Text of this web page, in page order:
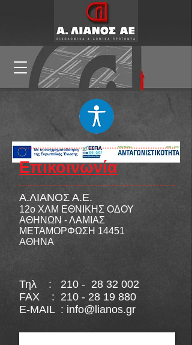
Επικοινωνία
Α.ΛΙΑΝΟΣ Α.Ε.
12ο ΧΛΜ ΕΘΝΙΚΗΣ ΟΔΟΥ
ΑΘΗΝΩΝ - ΛΑΜΙΑΣ
ΜΕΤΑΜΟΡΦΩΣΗ 14451
ΑΘΗΝΑ
Τηλ : 210 - 28 32 002
FAX : 210 - 28 19 880
E-MAIL : info@lianos.gr